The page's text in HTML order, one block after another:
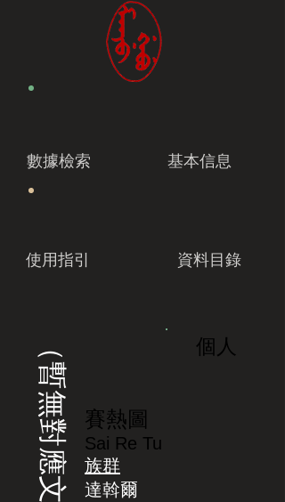
數據檢索 基本信息
使用指引 資料目錄
（暫無對應文字） 個人
賽熱圖
Sai Re Tu
族群
達斡爾